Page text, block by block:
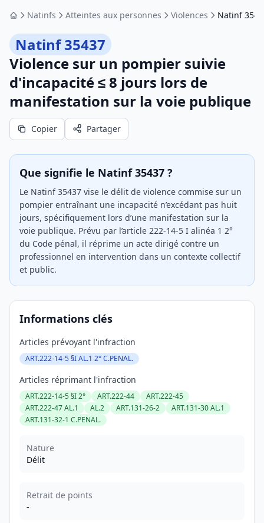
AccueilNatinfs Atteintes aux personnes Violences Natinf
Natinf 35437
Violence sur un pompier suivie
d'incapacité ≤ 8 jours lors de
manifestation sur la voie publique
Copier Partager
Que signifie le Natinf 35437 ?
Le Natinf 35437 vise le délit de violence commise sur un
pompier entraînant une incapacité n’excédant pas huit
jours, spécifiquement lors d’une manifestation sur la
voie publique. Prévu par l’article 222-14-5 I alinéa 1 2°
du Code pénal, il réprime un acte dirigé contre un
professionnel en intervention dans un contexte collectif
et public.
Informations clés
Articles prévoyant l'infraction
ART.222-14-5 §I AL.1 2° C.PENAL.
Articles réprimant l'infraction
ART.222-14-5 §I 2° ART.222-44
ART.222-45
ART.222-47 AL.1
AL.2 ART.131-26-2
ART.131-30 AL.1
ART.131-32-1 C.PENAL.
Nature
Délit
Retrait de points
-